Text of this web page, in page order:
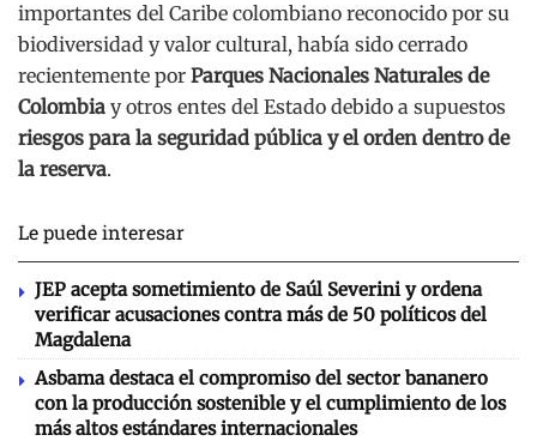
importantes del Caribe colombiano reconocido por su
biodiversidad y valor cultural, había sido cerrado
recientemente por Parques Nacionales Naturales de
Colombia y otros entes del Estado debido a supuestos
riesgos para la seguridad pública y el orden dentro de
la reserva.
Le puede interesar
JEP acepta sometimiento de Saúl Severini y ordena
verificar acusaciones contra más de 50 políticos del
Magdalena
Asbama destaca el compromiso del sector bananero
con la producción sostenible y el cumplimiento de los
más altos estándares internacionales